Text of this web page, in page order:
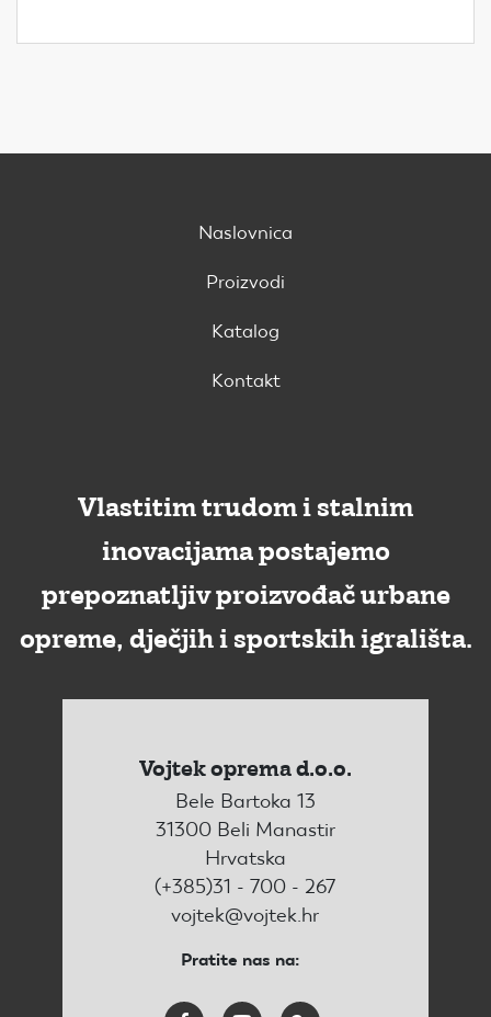
Naslovnica
Proizvodi
Katalog
Kontakt
Vlastitim trudom i stalnim
inovacijama postajemo
prepoznatljiv proizvođač urbane
opreme, dječjih i sportskih igrališta.
Vojtek oprema d.o.o.
Bele Bartoka 13
31300 Beli Manastir
Hrvatska
(+385)31 - 700 - 267
vojtek@vojtek.hr
Pratite nas na: